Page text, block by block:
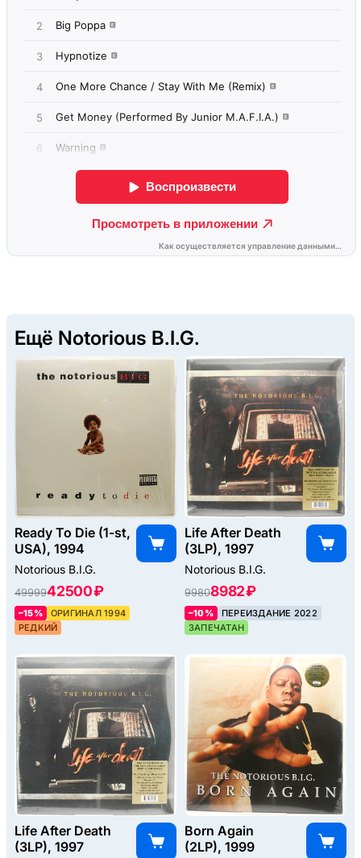
Ещё Notorious B.I.G.
Ready To Die (1-st,
USA), 1994
Notorious B.I.G.
4999942500 ₽
–15%
ОРИГИНАЛ 1994
РЕДКИЙ
Life After Death
(3LP), 1997
Notorious B.I.G.
99808982 ₽
–10%
ПЕРЕИЗДАНИЕ 2022
ЗАПЕЧАТАН
Life After Death
(3LP), 1997
Born Again
(2LP), 1999